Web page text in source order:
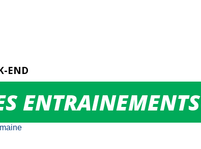
ENTRAINEMENTS
END